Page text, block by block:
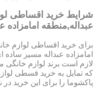
شرایط خرید اقساطی
عبداله,منطقه
برای خرید اقساطی لوازم
امامزاده عبداله مسیر ساده
لازم است برند لوازم خانگی
که تمایل به خرید قسطی
پاکشوما را برای این خرید در